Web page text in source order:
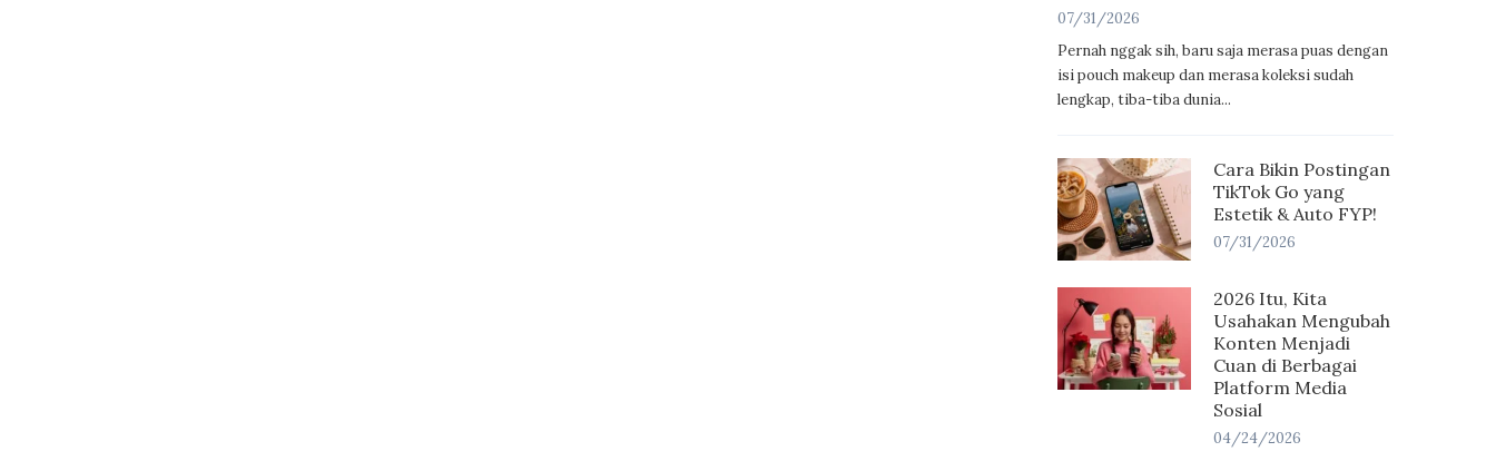
07/31/2026
Pernah nggak sih, baru saja merasa puas dengan
isi pouch makeup dan merasa koleksi sudah
lengkap, tiba-tiba dunia...
Cara Bikin Postingan
TikTok Go yang
Estetik & Auto FYP!
07/31/2026
2026 Itu, Kita
Usahakan Mengubah
Konten Menjadi
Cuan di Berbagai
Platform Media
Sosial
04/24/2026